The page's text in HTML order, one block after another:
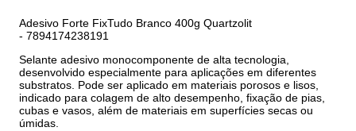
Adesivo Forte FixTudo Branco 400g Quartzolit
- 7894174238191
Selante adesivo monocomponente de alta tecnologia,
desenvolvido especialmente para aplicações em diferentes
substratos. Pode ser aplicado em materiais porosos e lisos,
indicado para colagem de alto desempenho, fixação de pias,
cubas e vasos, além de materiais em superfícies secas ou
úmidas.